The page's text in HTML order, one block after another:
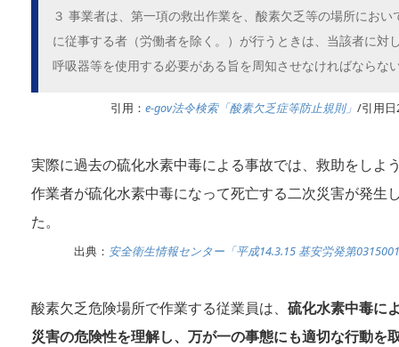
３ 事業者は、第一項の救出作業を、酸素欠乏等の場所におい
に従事する者（労働者を除く。）が行うときは、当該者に対
呼吸器等を使用する必要がある旨を周知させなければならな
引用： e-gov法令検索「酸素欠乏症等防止規則」 /引用
実際に過去の硫化水素中毒による事故では、救助をしよ
作業者が硫化水素中毒になって死亡する二次災害が発生
た。
出典： 安全衛生情報センター「平成14.3.15 基安労発第
酸素欠乏危険場所で作業する従業員は、 硫化水素中毒に
災害の危険性を理解し、万が一の事態にも適切な行動を